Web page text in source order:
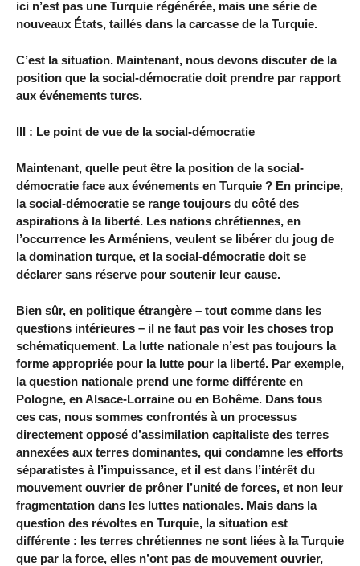
ici n’est pas une Turquie régénérée, mais une série de
nouveaux États, taillés dans la carcasse de la Turquie.
C’est la situation. Maintenant, nous devons discuter de la
position que la social-démocratie doit prendre par rapport
aux événements turcs.
III : Le point de vue de la social-démocratie
Maintenant, quelle peut être la position de la social-
démocratie face aux événements en Turquie ? En principe,
la social-démocratie se range toujours du côté des
aspirations à la liberté. Les nations chrétiennes, en
l’occurrence les Arméniens, veulent se libérer du joug de
la domination turque, et la social-démocratie doit se
déclarer sans réserve pour soutenir leur cause.
Bien sûr, en politique étrangère – tout comme dans les
questions intérieures – il ne faut pas voir les choses trop
schématiquement. La lutte nationale n’est pas toujours la
forme appropriée pour la lutte pour la liberté. Par exemple,
la question nationale prend une forme différente en
Pologne, en Alsace-Lorraine ou en Bohême. Dans tous
ces cas, nous sommes confrontés à un processus
directement opposé d’assimilation capitaliste des terres
annexées aux terres dominantes, qui condamne les efforts
séparatistes à l’impuissance, et il est dans l’intérêt du
mouvement ouvrier de prôner l’unité de forces, et non leur
fragmentation dans les luttes nationales. Mais dans la
question des révoltes en Turquie, la situation est
différente : les terres chrétiennes ne sont liées à la Turquie
que par la force, elles n’ont pas de mouvement ouvrier,